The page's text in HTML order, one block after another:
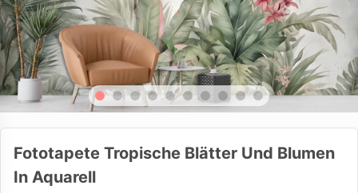
Fototapete Tropische Blätter Und Blumen
In Aquarell